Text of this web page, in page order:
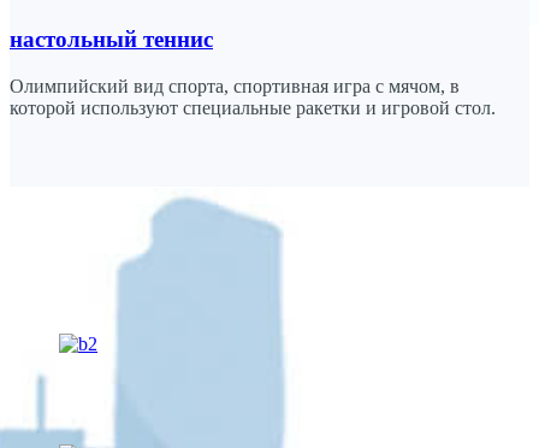
настольный теннис
Олимпийский вид спорта, спортивная игра с мячом, в
которой используют специальные ракетки и игровой стол.